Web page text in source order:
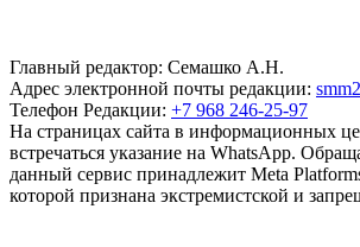
Главный редактор: Семашко А.Н.
Адрес электронной почты редакции:
Телефон Редакции: +7 968 246-25-97
На страницах сайта в информационных
встречаться указание на WhatsApp.
данный сервис принадлежит Meta
которой признана экстремистской и